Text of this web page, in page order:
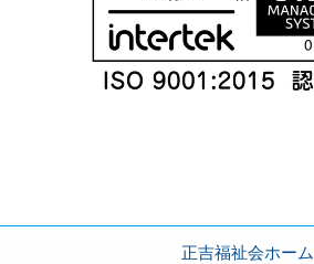
正吉福祉会ホーム